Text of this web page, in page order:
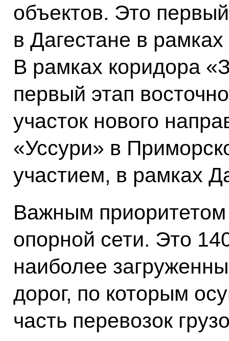
объектов. Это
в Дагестане в
В рамках коридора
первый этап
участок нового
«Уссури» в
участием, в рамках
Важным приоритетом
опорной сети. Это
наиболее
дорог, по которым
часть перевозок